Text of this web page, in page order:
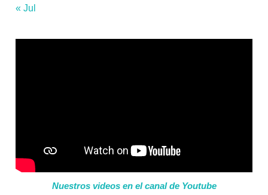
« Jul
Nuestros videos en el canal de Youtube